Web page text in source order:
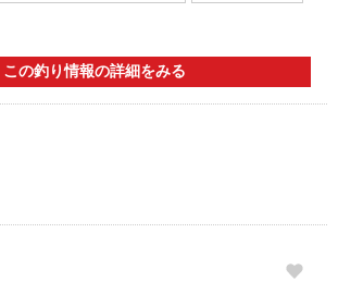
この釣り情報の詳細をみる